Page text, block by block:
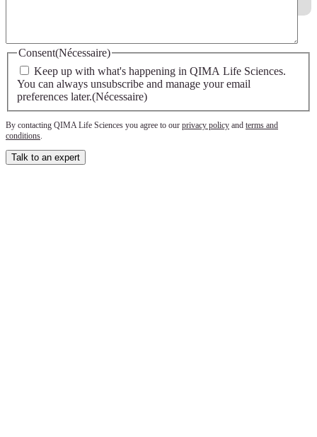
Consent(Nécessaire)
Keep up with what's happening in QIMA Life Sciences.
You can always unsubscribe and manage your email
preferences later.(Nécessaire)
By contacting QIMA Life Sciences you agree to our privacy policy and terms and
conditions
Talk to an expert